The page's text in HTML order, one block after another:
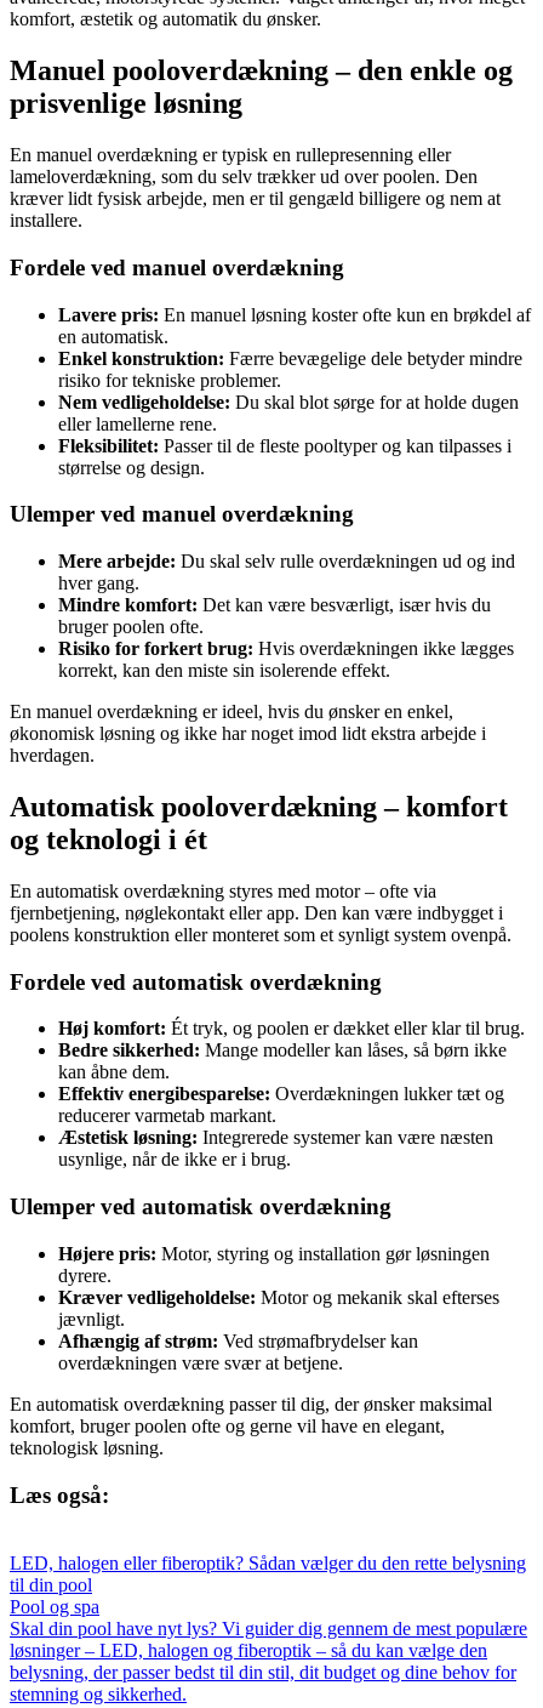
komfort, æstetik og automatik du ønsker.
Manuel pooloverdækning – den enkle og
prisvenlige løsning
En manuel overdækning er typisk en rullepresenning eller
lameloverdækning, som du selv trækker ud over poolen. Den
kræver lidt fysisk arbejde, men er til gengæld billigere og nem at
installere.
Fordele ved manuel overdækning
Lavere pris: En manuel løsning koster ofte kun en brøkdel af
en automatisk.
Enkel konstruktion: Færre bevægelige dele betyder mindre
risiko for tekniske problemer.
Nem vedligeholdelse: Du skal blot sørge for at holde dugen
eller lamellerne rene.
Fleksibilitet: Passer til de fleste pooltyper og kan tilpasses i
størrelse og design.
Ulemper ved manuel overdækning
Mere arbejde: Du skal selv rulle overdækningen ud og ind
hver gang.
Mindre komfort: Det kan være besværligt, især hvis du
bruger poolen ofte.
Risiko for forkert brug: Hvis overdækningen ikke lægges
korrekt, kan den miste sin isolerende effekt.
En manuel overdækning er ideel, hvis du ønsker en enkel,
økonomisk løsning og ikke har noget imod lidt ekstra arbejde i
hverdagen.
Automatisk pooloverdækning – komfort
og teknologi i ét
En automatisk overdækning styres med motor – ofte via
fjernbetjening, nøglekontakt eller app. Den kan være indbygget i
poolens konstruktion eller monteret som et synligt system ovenpå.
Fordele ved automatisk overdækning
Høj komfort: Ét tryk, og poolen er dækket eller klar til brug.
Bedre sikkerhed: Mange modeller kan låses, så børn ikke
kan åbne dem.
Effektiv energibesparelse: Overdækningen lukker tæt og
reducerer varmetab markant.
Æstetisk løsning: Integrerede systemer kan være næsten
usynlige, når de ikke er i brug.
Ulemper ved automatisk overdækning
Højere pris: Motor, styring og installation gør løsningen
dyrere.
Kræver vedligeholdelse: Motor og mekanik skal efterses
jævnligt.
Afhængig af strøm: Ved strømafbrydelser kan
overdækningen være svær at betjene.
En automatisk overdækning passer til dig, der ønsker maksimal
komfort, bruger poolen ofte og gerne vil have en elegant,
teknologisk løsning.
Læs også:
LED, halogen eller fiberoptik? Sådan vælger du den rette belysning
til din pool
Pool og spa
Skal din pool have nyt lys? Vi guider dig gennem de mest populære
løsninger – LED, halogen og fiberoptik – så du kan vælge den
belysning, der passer bedst til din stil, dit budget og dine behov for
stemning og sikkerhed.